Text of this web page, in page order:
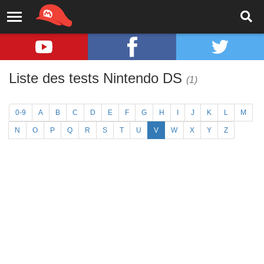
Liste des tests Nintendo DS (1)
0-9 A B C D E F G H J K L M
N O P Q R S T U V W X Y Z